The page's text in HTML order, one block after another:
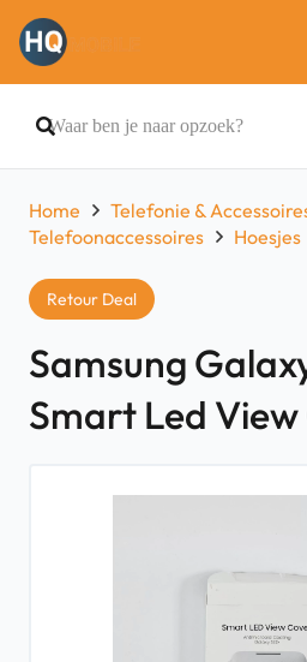
Home
Telefonie &
Telefoonaccessoires
Hoesjes
Retour Deal
Samsung
Smart Led